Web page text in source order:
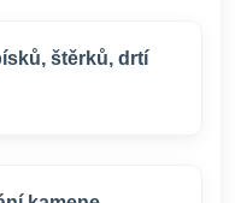
štěrků, drtí